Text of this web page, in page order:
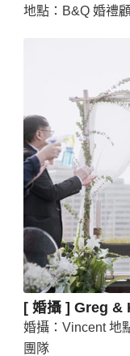
地點：B&Q 婚禮
[ 婚攝 ] Greg &
婚攝：Vincent 地
團隊